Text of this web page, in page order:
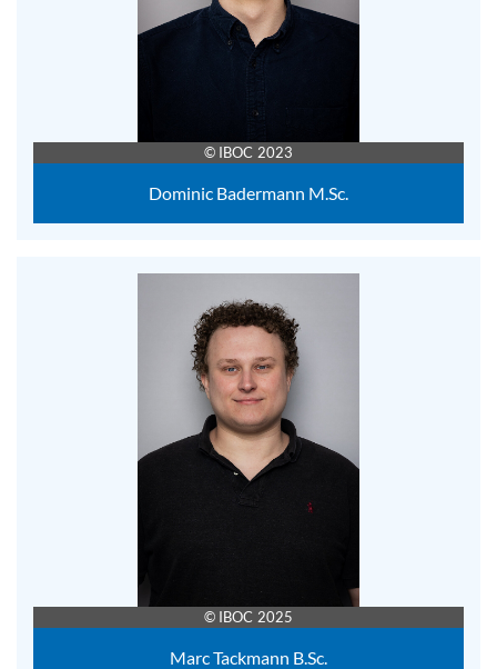
© IBOC 2023
Dominic Badermann M.Sc.
© IBOC 2025
Marc Tackmann B.Sc.